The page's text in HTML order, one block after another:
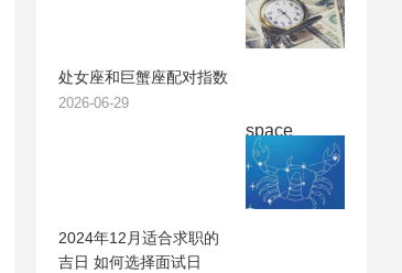
space
处女座和巨蟹座配对指数
2026-06-29
2024年12月适合求职的
吉日 如何选择面试日